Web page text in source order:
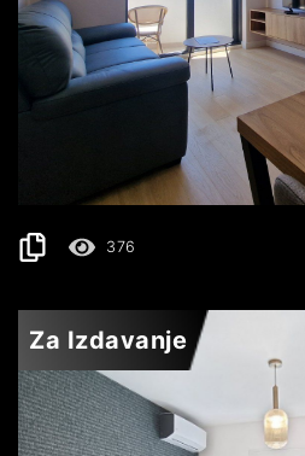
BEČIĆI
376
Za Izdavanje